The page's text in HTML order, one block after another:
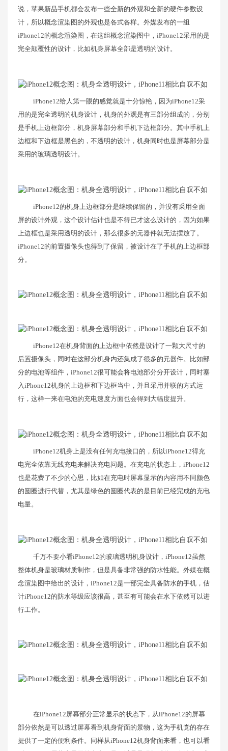
说，苹果新品手机都会发布一些全新的外观和全新的硬件参数设
计，所以概念渲染图的外观也是各式各样。外媒发布的一组
iPhone12的概念渲染图，在这组概念渲染图中，iPhone12采用的是
完全颠覆性的设计，比如机身屏幕全部是透明的设计。
iPhone12给人第一眼的感觉就是十分惊艳，因为iPhone12采
用的是完全透明的机身设计，机身的外观是有三部分组成的，分别
是手机上边框部分，机身屏幕部分和手机下边框部分。其中手机上
边框和下边框是黑色的，不透明的设计，机身同时也是屏幕部分是
采用的玻璃透明设计。
iPhone12的机身上边框部分是继续保留的，并没有采用全面
屏的设计外观，这个设计估计也是不得已才这么设计的，因为如果
上边框也是采用透明的设计，那么很多的元器件就无法摆放了。
iPhone12的前置摄像头也得到了保留，被设计在了手机的上边框部
分。
iPhone12在机身背面的上边框中依然是设计了一颗大尺寸的
后置摄像头，同时在这部分机身内还集成了很多的元器件。比如部
分的电池等组件，iPhone12很可能会将电池部分分开设计，同时塞
入iPhone12机身的上边框和下边框当中，并且采用并联的方式运
行，这样一来在电池的充电速度方面也会得到大幅度提升。
iPhone12机身上是没有任何充电接口的，所以iPhone12得充
电完全依靠无线充电来解决充电问题。在充电的状态上，iPhone12
也是花费了不少的心思，比如在充电时屏幕显示的内容用不同颜色
的圆圈进行代替，尤其是绿色的圆圈代表的是目前已经完成的充电
电量。
千万不要小看iPhone12的玻璃透明机身设计，iPhone12虽然
整体机身是玻璃材质制作，但是具备非常强的防水性能。外媒在概
念渲染图中给出的设计，iPhone12是一部完全具备防水的手机，估
计iPhone12的防水等级应该很高，甚至有可能会在水下依然可以进
行工作。
在iPhone12屏幕部分正常显示的状态下，从iPhone12的屏幕
部分依然是可以透过屏幕看到机身背面的景物，这为手机党的存在
提供了一定的便利条件。同样从iPhone12机身背面来看，也可以看